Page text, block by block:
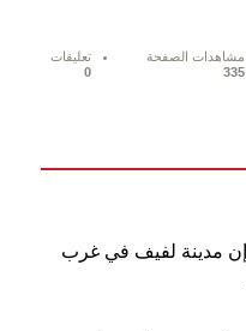
مشاهدات الصفحة
335
تعليقات
0
إن مدينة لفيف في غرب